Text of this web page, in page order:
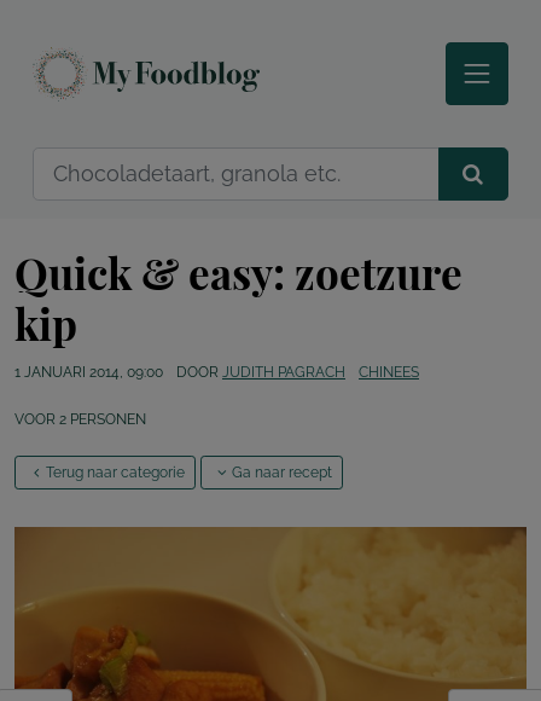
Quick & easy: zoetzure
kip
1 JANUARI 2014, 09:00 DOOR JUDITH PAGRACH CHINEES
VOOR 2 PERSONEN
Terug naar categorie Ga naar recept